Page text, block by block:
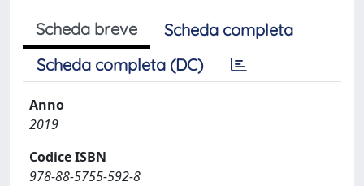
Scheda breve
Scheda completa
Scheda completa (DC)
Anno
2019
Codice ISBN
978-88-5755-592-8